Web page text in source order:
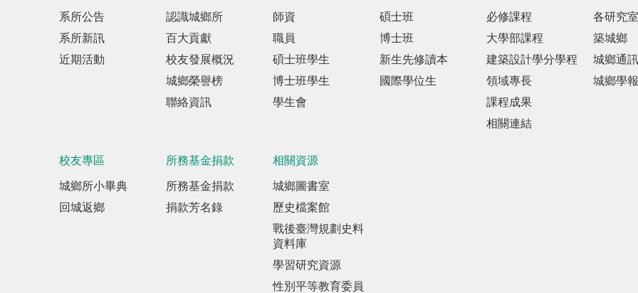
系所公告
系所新訊
近期活動
認識城鄉所
百大貢獻
校友發展概況
城鄉榮譽榜
聯絡資訊
師資
職員
碩士班學生
博士班學生
學生會
碩士班
博士班
新生先修讀本
國際學位生
必修課程
大學部課程
建築設計學分學程
領域專長
課程成果
相關連結
各研究室
築城鄉
城鄉通訊
城鄉學報
校友專區
城鄉所小畢典
回城返鄉
所務基金捐款
所務基金捐款
捐款芳名錄
相關資源
城鄉圖書室
歷史檔案館
戰後臺灣規劃史料
資料庫
學習研究資源
性別平等教育委員